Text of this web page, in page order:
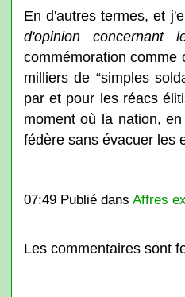
En d'autres termes, et
d'opinion concernant
commémoration comme
milliers de “simples
par et pour les réacs
moment où la nation,
fédère sans évacuer les
07:49 Publié dans Affres
Les commentaires sont